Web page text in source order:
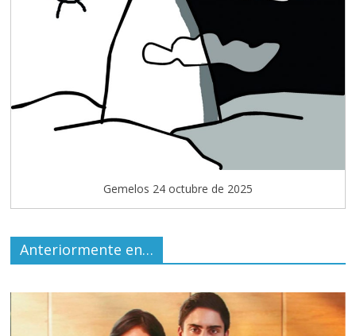
Gemelos 24 octubre de 2025
Anteriormente en…